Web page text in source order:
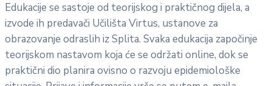
Edukacije se sastoje od teorijskog i praktičnog dijela, a
izvode ih predavači Učilišta Virtus, ustanove za
obrazovanje odraslih iz Splita. Svaka edukacija započinje
teorijskom nastavom koja će se održati online, dok se
praktični dio planira ovisno o razvoju epidemiološke